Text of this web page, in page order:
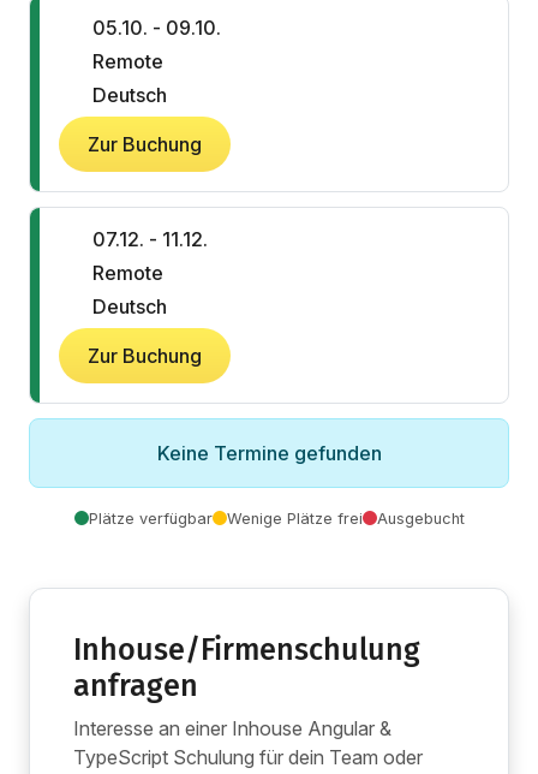
05.10. - 09.10.
Remote
Deutsch
Zur Buchung
07.12. - 11.12.
Remote
Deutsch
Zur Buchung
Keine Termine gefunden
Plätze verfügbar Wenige Plätze frei Ausgebucht
Inhouse/Firmenschulung
anfragen
Interesse an einer Inhouse Angular &
TypeScript Schulung für dein Team oder